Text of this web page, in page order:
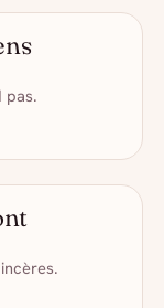
pas.